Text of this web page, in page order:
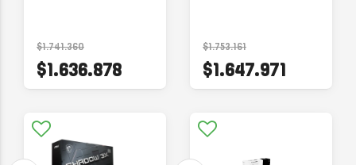
$1.741.360
$1.636.878
$1.753.161
$1.647.971